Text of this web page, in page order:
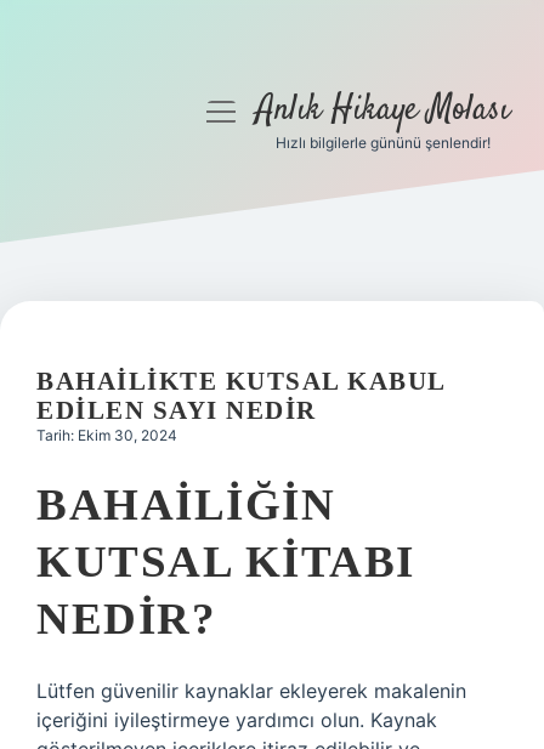
Gizlilik Politikası
Yasal Uyarı
menüyüAnlık Hikaye Molası
Hızlı bilgilerle gününü şenlendir!
BAHAILIKTE KUTSAL KABUL
EDILEN SAYI NEDIR
Tarih: Ekim 30, 2024
BAHAILIĞIN
KUTSAL KITABI
NEDIR?
Lütfen güvenilir kaynaklar ekleyerek makalenin
içeriğini iyileştirmeye yardımcı olun. Kaynak